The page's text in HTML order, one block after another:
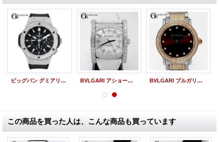
ビッグバン グミアリゲーター 301SX.GR ウブロアフターダイヤ BVLGARI アショーマ ホワイトシェル盤 アフターダイヤ BVLGARI ブルガリブルガリ 全面アフターダイヤ
この商品を買った人は、こんな商品も買っています